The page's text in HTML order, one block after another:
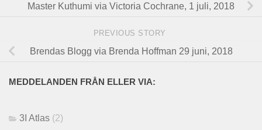
Master Kuthumi via Victoria Cochrane, 1 juli, 2018
PREVIOUS STORY
Brendas Blogg via Brenda Hoffman 29 juni, 2018
MEDDELANDEN FRÅN ELLER VIA:
3I Atlas (2)